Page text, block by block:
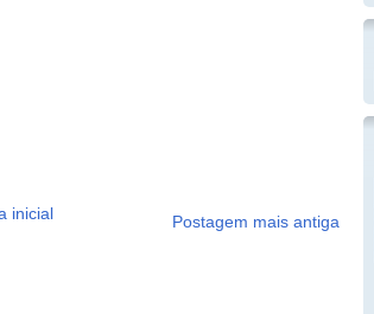
Postagem mais antiga
inicial